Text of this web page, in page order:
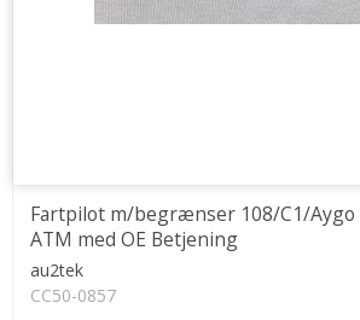
Fartpilot m/begrænser 108/C1/Aygo
ATM med OE Betjening
au2tek
CC50-0857